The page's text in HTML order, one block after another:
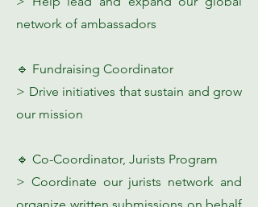
network of ambassadors
🔹 Fundraising Coordinator
> Drive initiatives that sustain and grow
our mission
🔹 Co-Coordinator, Jurists Program
> Coordinate our jurists network and